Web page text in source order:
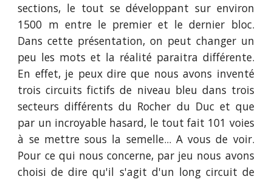
sections, le tout se développant sur environ
1500 m entre le premier et le dernier bloc.
Dans cette présentation, on peut changer un
peu les mots et la réalité paraitra différente.
En effet, je peux dire que nous avons inventé
trois circuits fictifs de niveau bleu dans trois
secteurs différents du Rocher du Duc et que
par un incroyable hasard, le tout fait 101 voies
à se mettre sous la semelle... A vous de voir.
Pour ce qui nous concerne, par jeu nous avons
choisi de dire qu'il s'agit d'un long circuit de